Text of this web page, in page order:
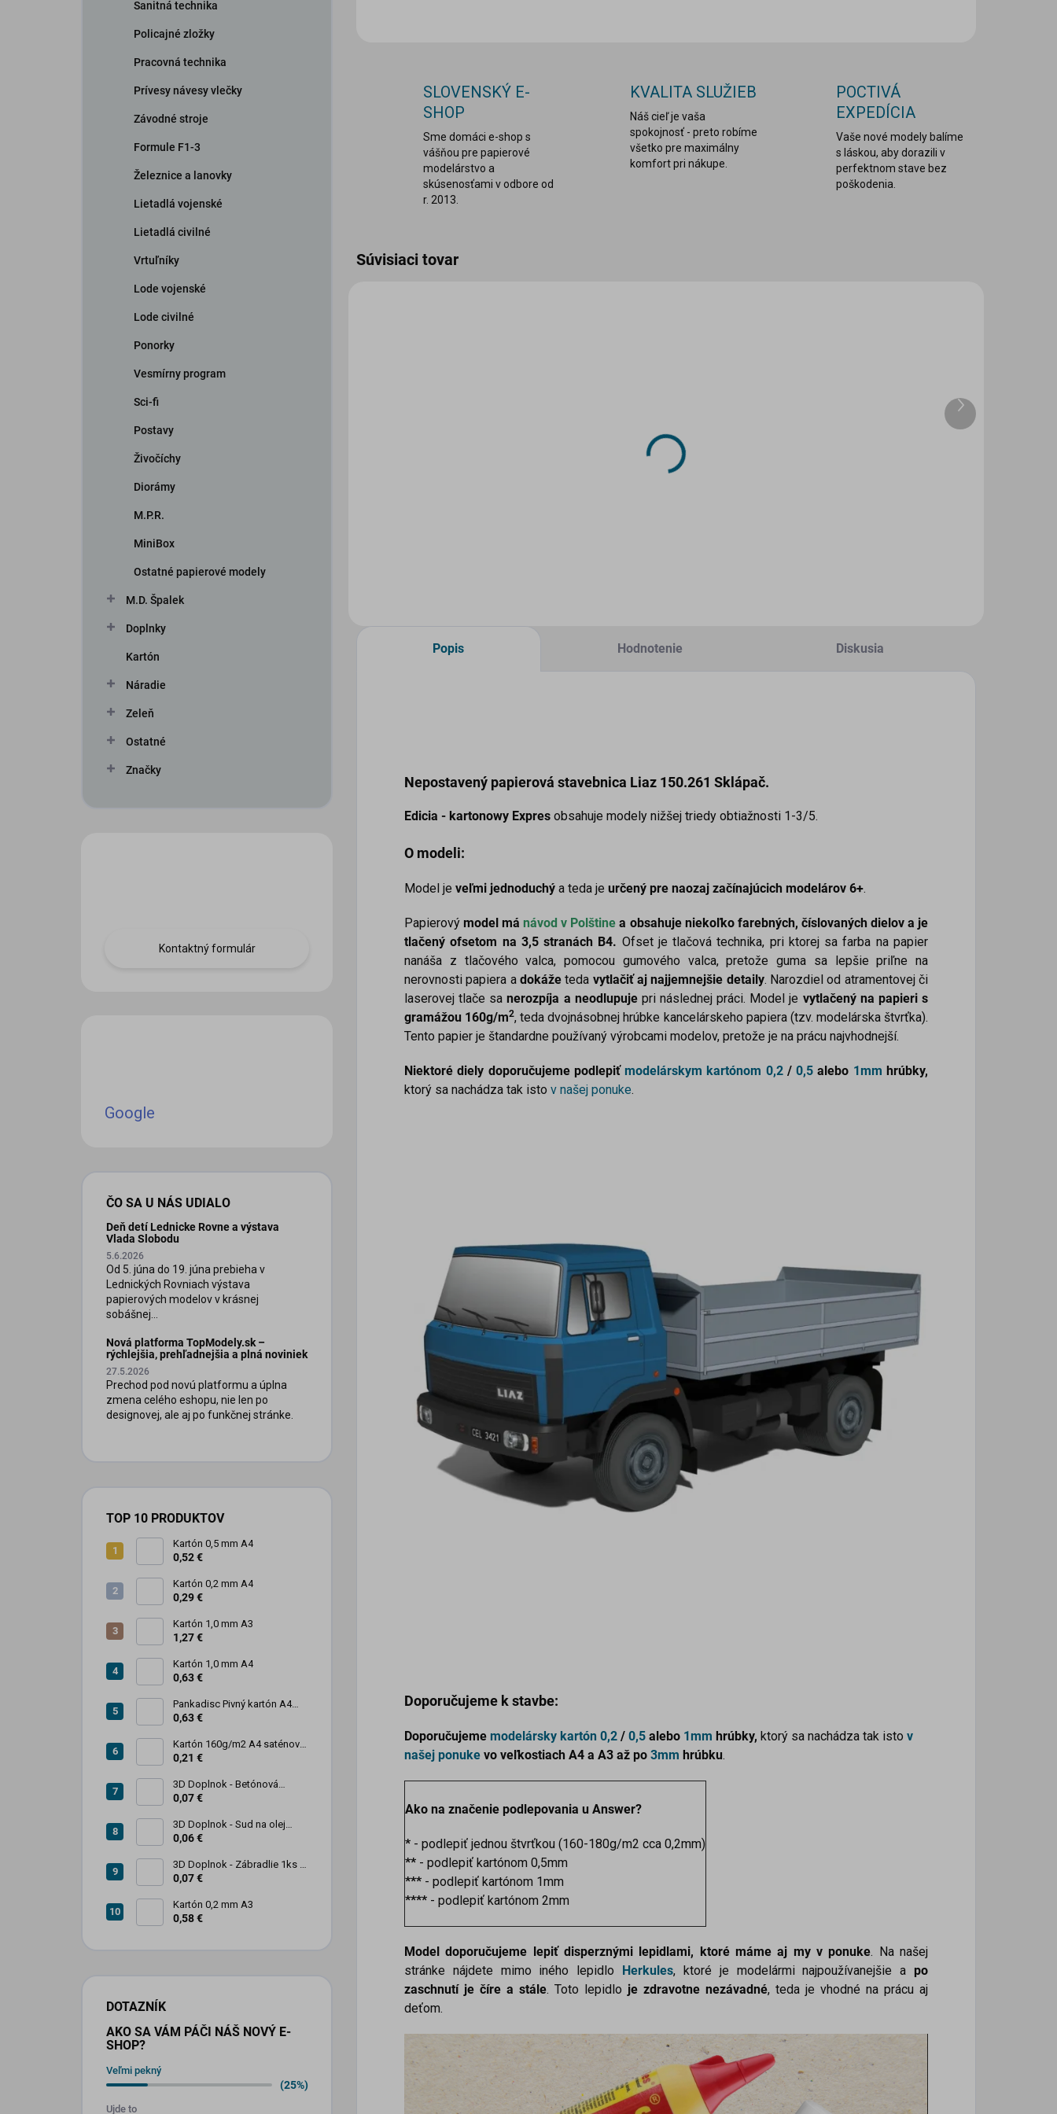
Sanitná technika
Policajné zložky
Pracovná technika
Prívesy návesy vlečky
Závodné stroje
Formule F1-3
Železnice a lanovky
Lietadlá vojenské
Lietadlá civilné
Vrtuľníky
Lode vojenské
Lode civilné
Ponorky
Vesmírny program
Sci-fi
Postavy
Živočíchy
Diorámy
M.P.R.
MiniBox
Ostatné papierové modely
M.D. Špalek
Doplnky
Kartón
Náradie
Zeleň
Ostatné
Značky
Kontaktný formulár
Google
ČO SA U NÁS UDIALO
Deň detí Lednicke Rovne a výstava
Vlada Slobodu
5.6.2026
Od 5. júna do 19. júna prebieha v
Lednických Rovniach výstava
papierových modelov v krásnej
sobášnej...
Nová platforma TopModely.sk –
rýchlejšia, prehľadnejšia a plná noviniek
27.5.2026
Prechod pod novú platformu a úplna
zmena celého eshopu, nie len po
designovej, ale aj po funkčnej stránke.
TOP 10 PRODUKTOV
Kartón 0,5 mm A4
0,52 €
Kartón 0,2 mm A4
0,29 €
Kartón 1,0 mm A3
1,27 €
Kartón 1,0 mm A4
0,63 €
Pankadisc Pivný kartón A4
1mm 420g
0,63 €
Kartón 160g/m2 A4 saténový
biely povrch
0,21 €
3D Doplnok - Betónová
zábrana 1ks
0,07 €
3D Doplnok - Sud na olej
kovový 250L - 1ks
0,06 €
3D Doplnok - Zábradlie 1ks +
stojan 2ks
0,07 €
Kartón 0,2 mm A3
0,58 €
DOTAZNÍK
AKO SA VÁM PÁČI NÁŠ NOVÝ E-
SHOP?
Veľmi pekný
(25%)
Ujde to
SLOVENSKÝ E-
SHOP
Sme domáci e-shop s
vášňou pre papierové
modelárstvo a
skúsenosťami v odbore od
r. 2013.
KVALITA SLUŽIEB
Náš cieľ je vaša
spokojnosť - preto robíme
všetko pre maximálny
komfort pri nákupe.
POCTIVÁ
EXPEDÍCIA
Vaše nové modely balíme
s láskou, aby dorazili v
perfektnom stave bez
poškodenia.
Súvisiaci tovar
SKLADOM
(2 KS)
Ďalší
produkt
Popis Hodnotenie Diskusia
Nepostavený papierová stavebnica Liaz 150.261 Sklápač.
Edicia - kartonowy Expres obsahuje modely nižšej triedy obtiažnosti 1-3/5.
O modeli:
Model je veľmi jednoduchý a teda je určený pre naozaj začínajúcich modelárov 6+.
Papierový model mánávod v Polštine a obsahuje niekoľko farebných, číslovaných dielov a je
tlačený ofsetom na 3,5 stranách B4. Ofset je tlačová technika, pri ktorej sa farba na papier
nanáša z tlačového valca, pomocou gumového valca, pretože guma sa lepšie priľne na
nerovnosti papiera a dokážeteda vytlačiť aj najjemnejšie detaily. Narozdiel od atramentovej či
laserovej tlače sa nerozpíja a neodlupujepri následnej práci. Model je vytlačený na papieri s
gramážou 160g/m2, teda dvojnásobnej hrúbke kancelárskeho papiera (tzv. modelárska štvrťka).
Tento papier je štandardne používaný výrobcami modelov, pretože je na prácu najvhodnejší.
Niektoré diely doporučujeme podlepiť modelárskym kartónom 0,2/0,5 alebo 1mm hrúbky,
ktorý sa nachádza tak isto v našej ponuke.
Doporučujeme k stavbe:
Doporučujeme modelársky kartón 0,2 / 0,5 alebo 1mm hrúbky, ktorý sa nachádza tak isto v
našej ponuke vo veľkostiach A4 a A3 až po 3mm hrúbku.
Ako na značenie podlepovania u Answer?
* - podlepiť jednou štvrťkou (160-180g/m2 cca 0,2mm)
** - podlepiť kartónom 0,5mm
*** - podlepiť kartónom 1mm
**** - podlepiť kartónom 2mm
Model doporučujeme lepiť disperznými lepidlami, ktoré máme aj my v ponuke. Na našej
stránke nájdete mimo iného lepidlo Herkules, ktoré je modelármi najpoužívanejšie a po
zaschnutí je číre a stále. Toto lepidlo je zdravotne nezávadné, teda je vhodné na prácu aj
deťom.